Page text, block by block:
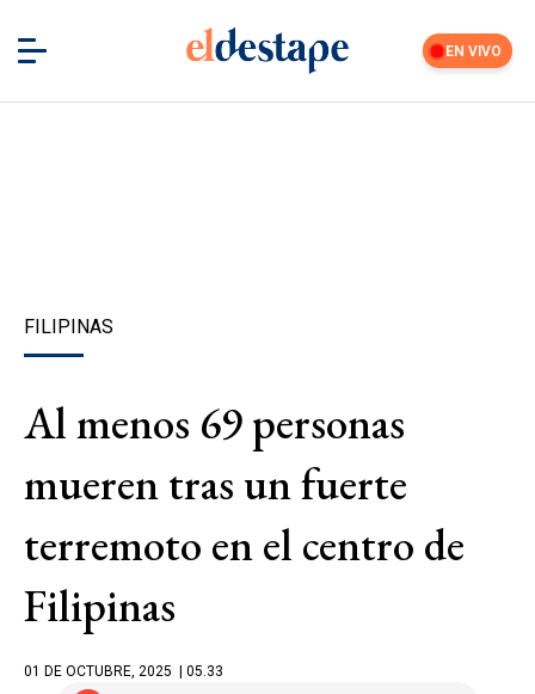
EN VIVO
FILIPINAS
Al menos 69 personas
mueren tras un fuerte
terremoto en el centro de
Filipinas
01 DE OCTUBRE, 2025 | 05.33